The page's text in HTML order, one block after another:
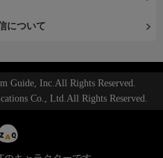
について
Guide, Inc.All Rights Reserved.
Co., Ltd.All Rights Reserved.